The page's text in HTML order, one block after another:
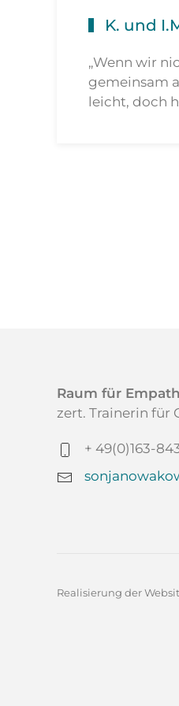
K. und
„Wenn wir
gemeinsam
leicht, doch
Raum für
zert. Trainerin für
+ 49(0)163-
Realisierung der